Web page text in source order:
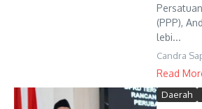
(PPP),
lebi...
Candra
Read
Daerah